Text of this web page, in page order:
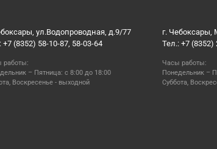
ул.Водопроводная, д.9/77
+7 (8352) 58-10-87, 58-03-64
работы:
– Пятница: с 8:00 до 18:00
Воскресенье - выходной
г. Чебоксары,
Тел.: +7 (8352)
Часы работы:
Понедельник –
Суббота,